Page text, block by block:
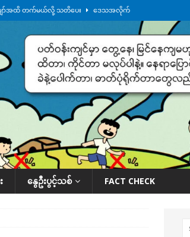
ျော်အထိ တက်မယ်လို့ သတိပေး ဒေသအလိုက်
းလွှတ်တော်အမတ် အော်ဟစ်ဆန္ဒပြ
းမြို့ကို ရေစတင်ရောက်ရှိ ဒေသအလိုက် သတင်း
ေသခံ လူငယ်တဦး ရေစီးနဲ့မျောပါသေဆုံး
န်ကျ၊ ငါးသိုင်းချောင်းမြို့ပေါ် ရေတက်
နွေဦးပွင့်သစ် FACT CHECK